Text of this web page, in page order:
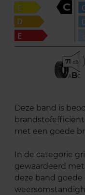
C
71
ABC
Deze band is
met een goede
In de categorie
gewaardeerd
deze band